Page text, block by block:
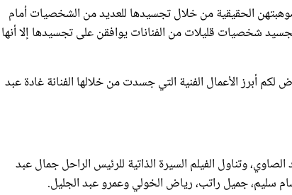
الحقيقية من خلال تجسيدها للعديد من الشخصيات أمام
شخصيات قليلات من الفنانات يوافقن على تجسيدها إلا أنها
6 يوليو نستعرض لكم أبرز الأعمال الفنية التي جسدت من خلالها الفنانة غادة عبد
الصاوي، وتناول الفيلم السيرة الذاتية للرئيس الراحل جمال عبد
سليم، جميل راتب، رياض الخولي وعمرو عبد الجليل.